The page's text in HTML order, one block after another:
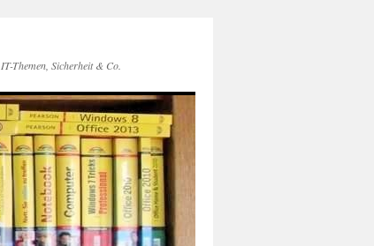
IT-Themen, Sicherheit & Co.